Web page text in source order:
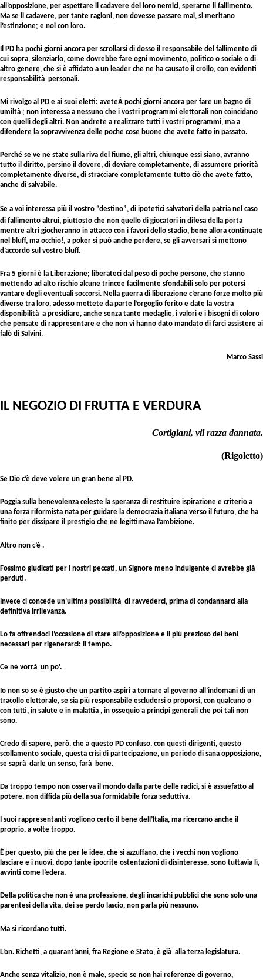
all’opposizione, per aspettare il cadavere dei loro nemici, sperarne il fallimento.
Ma se il cadavere, per tante ragioni, non dovesse passare mai, si meritano
l’estinzione; e noi con loro.
Il PD ha pochi giorni ancora per scrollarsi di dosso il responsabile del fallimento di
cui sopra, silenziarlo, come dovrebbe fare ogni movimento, politico o sociale o di
altro genere, che si è affidato a un leader che ne ha causato il crollo, con evidenti
responsabilità personali.
Mi rivolgo al PD e ai suoi eletti: aveteÂ pochi giorni ancora per fare un bagno di
umiltà ; non interessa a nessuno che i vostri programmi elettorali non coincidano
con quelli degli altri. Non andrete a realizzare tutti i vostri programmi, ma a
difendere la sopravvivenza delle poche cose buone che avete fatto in passato.
Perché se ve ne state sulla riva del fiume, gli altri, chiunque essi siano, avranno
tutto il diritto, persino il dovere, di deviare completamente, di assumere priorità
completamente diverse, di stracciare completamente tutto ciò che avete fatto,
anche di salvabile.
Se a voi interessa più il vostro “destino”, di ipotetici salvatori della patria nel caso
di fallimento altrui, piuttosto che non quello di giocatori in difesa della porta
mentre altri giocheranno in attacco con i favori dello stadio, bene allora continuate
nel bluff, ma occhio!, a poker si può anche perdere, se gli avversari si mettono
d’accordo sul vostro bluff.
Fra 5 giorni è la Liberazione; liberateci dal peso di poche persone, che stanno
mettendo ad alto rischio alcune trincee facilmente sfondabili solo per potersi
vantare degli eventuali soccorsi. Nella guerra di liberazione c’erano forze molto più
diverse tra loro, adesso mettete da parte l’orgoglio ferito e date la vostra
disponibilità a presidiare, anche senza tante medaglie, i valori e i bisogni di coloro
che pensate di rappresentare e che non vi hanno dato mandato di farci assistere ai
falò di Salvini.
Marco Sassi
IL NEGOZIO DI FRUTTA E VERDURA
Cortigiani, vil razza dannata.
(Rigoletto)
Se Dio c’è deve volere un gran bene al PD.
Poggia sulla benevolenza celeste la speranza di restituire ispirazione e criterio a
una forza riformista nata per guidare la democrazia italiana verso il futuro, che ha
finito per dissipare il prestigio che ne legittimava l’ambizione.
Altro non c’è .
Fossimo giudicati per i nostri peccati, un Signore meno indulgente ci avrebbe già
perduti.
Invece ci concede un’ultima possibilità di ravvederci, prima di condannarci alla
definitiva irrilevanza.
Lo fa offrendoci l’occasione di stare all’opposizione e il più prezioso dei beni
necessari per rigenerarci: il tempo.
Ce ne vorrà un po’.
Io non so se è giusto che un partito aspiri a tornare al governo all’indomani di un
tracollo elettorale, se sia più responsabile escludersi o proporsi, con qualcuno o
con tutti, in salute e in malattia , in ossequio a principi generali che poi tali non
sono.
Credo di sapere, però, che a questo PD confuso, con questi dirigenti, questo
scollamento sociale, questa crisi di partecipazione, un periodo di sana opposizione,
se saprà darle un senso, farà bene.
Da troppo tempo non osserva il mondo dalla parte delle radici, si è assuefatto al
potere, non diffida più della sua formidabile forza seduttiva.
I suoi rappresentanti vogliono certo il bene dell’Italia, ma ricercano anche il
proprio, a volte troppo.
È per questo, più che per le idee, che si azzuffano, che i vecchi non vogliono
lasciare e i nuovi, dopo tante ipocrite ostentazioni di disinteresse, sono tuttavia lì,
avvinti come l’edera.
Della politica che non è una professione, degli incarichi pubblici che sono solo una
parentesi della vita, dei se perdo lascio, non parla più nessuno.
Ma si ricordano tutti.
L’on. Richetti, a quarant’anni, fra Regione e Stato, è già alla terza legislatura.
Anche senza vitalizio, non è male, specie se non hai referenze di governo,